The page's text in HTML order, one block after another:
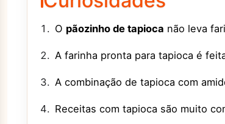
O pãozinho de tapioca não leva
A farinha pronta para tapioca é
A combinação de tapioca com
Receitas com tapioca são muito